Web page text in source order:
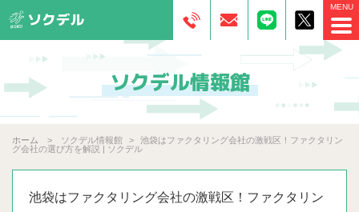
ソクデル情報館
ホーム ソクデル情報館
池袋はファクタリング会社の激戦区！ファクタリン
グ会社の選び方を解説 | ソクデル
池袋はファクタリング会社の激戦区！ファクタリン